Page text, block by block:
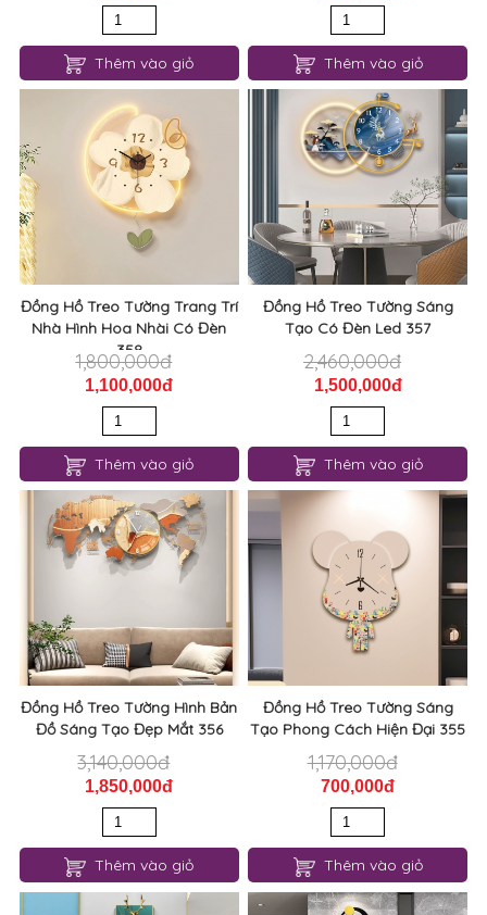
Thêm vào giỏ Thêm vào giỏ
Đồng Hồ Treo Tường Trang Trí
Nhà Hình Hoa Nhài Có Đèn
358
1,800,000đ
1,100,000đ
Thêm vào giỏ
Đồng Hồ Treo Tường Sáng
Tạo Có Đèn Led 357
2,460,000đ
1,500,000đ
Thêm vào giỏ
Đồng Hồ Treo Tường Hình Bản
Đồ Sáng Tạo Đẹp Mắt 356
3,140,000đ
1,850,000đ
Thêm vào giỏ
Đồng Hồ Treo Tường Sáng
Tạo Phong Cách Hiện Đại 355
1,170,000đ
700,000đ
Thêm vào giỏ